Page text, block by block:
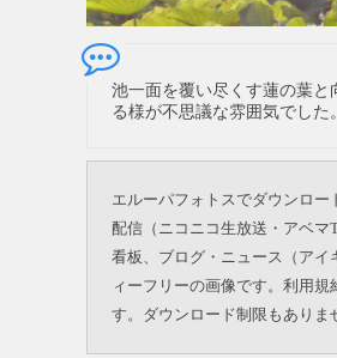
池一面を覆い尽くす蓮の葉
る様が不思議な雰囲気でした。
エルーパフォトスでダウンロー
配信（ニコニコ生放送・アベ
看板、ブログ・ニュース（ア
ィーフリーの画像です。利用
す。ダウンロード制限もありま